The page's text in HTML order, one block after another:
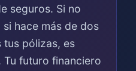
seguros. Si no
hace más de dos
tus pólizas, es
Tu futuro financiero